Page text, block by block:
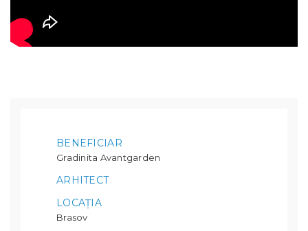
BENEFICIAR
Gradinita Avantgarden
ARHITECT
LOCAȚIA
Brasov